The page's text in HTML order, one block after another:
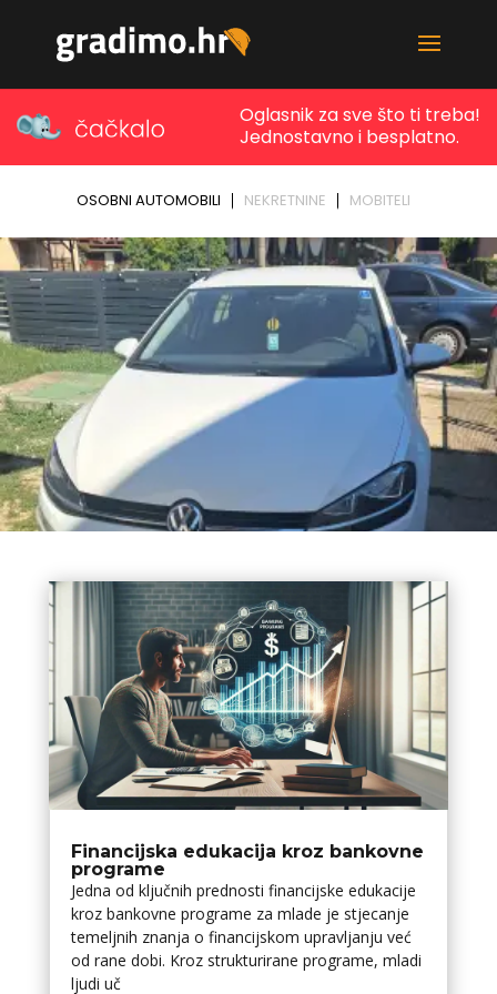
Financijska edukacija kroz bankovne
programe
Jedna od ključnih prednosti financijske edukacije
kroz bankovne programe za mlade je stjecanje
temeljnih znanja o financijskom upravljanju već
od rane dobi. Kroz strukturirane programe, mladi
ljudi uč